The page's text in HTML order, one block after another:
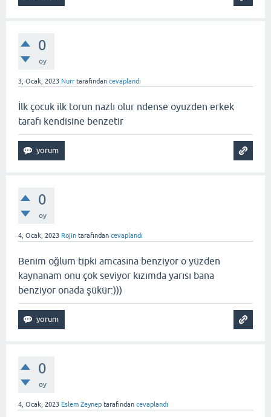
0
oy
3, Ocak, 2023 Nurr tarafından cevaplandı
İlk çocuk ilk torun nazlı olur ndense oyuzden erkek
tarafı kendisine benzetir
0
oy
4, Ocak, 2023 Rojin tarafından cevaplandı
Benim oğlum tipki amcasına benziyor o yüzden
kaynanam onu çok seviyor kızımda yarısı bana
benziyor onada şükür:)))
0
oy
4, Ocak, 2023 Eslem Zeynep tarafından cevaplandı